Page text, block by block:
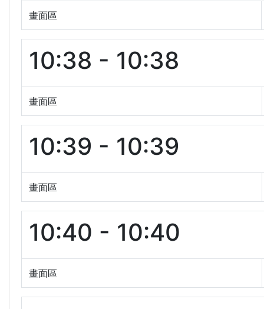
畫面區
10:38 - 10:38
畫面區
10:39 - 10:39
畫面區
10:40 - 10:40
畫面區